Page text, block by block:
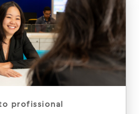
profissional